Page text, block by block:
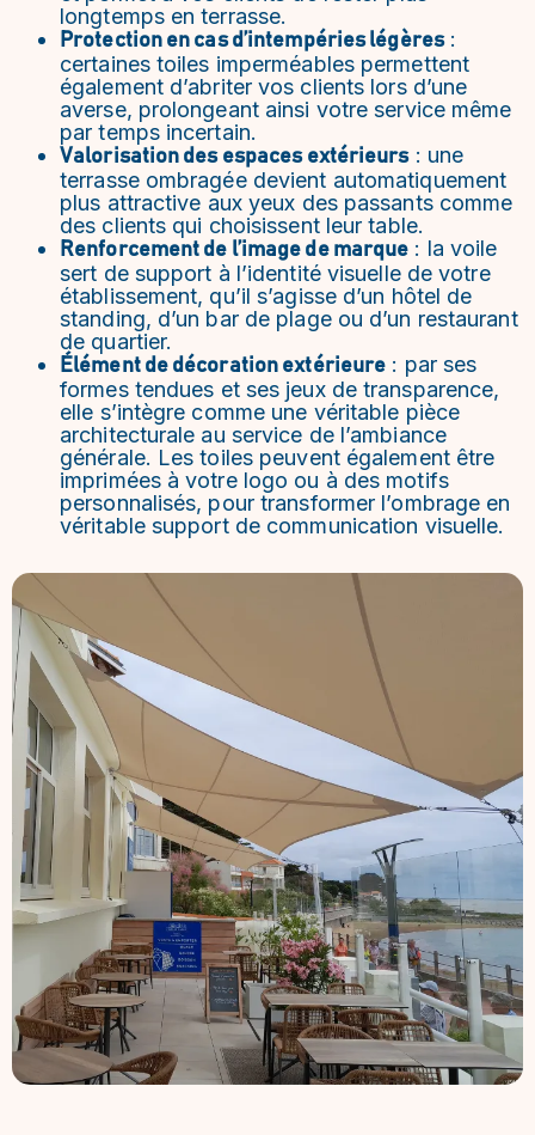
longtemps en terrasse.
Protection en cas d’intempéries légères:
certaines toiles imperméables permettent
également d’abriter vos clients lors d’une
averse, prolongeant ainsi votre service même
par temps incertain.
Valorisation des espaces extérieurs: une
terrasse ombragée devient automatiquement
plus attractive aux yeux des passants comme
des clients qui choisissent leur table.
Renforcement de l’image de marque : la voile
sert de support à l’identité visuelle de votre
établissement, qu’il s’agisse d’un hôtel de
standing, d’un bar de plage ou d’un restaurant
de quartier.
Élément de décoration extérieure : par ses
formes tendues et ses jeux de transparence,
elle s’intègre comme une véritable pièce
architecturale au service de l’ambiance
générale. Les toiles peuvent également être
imprimées à votre logo ou à des motifs
personnalisés, pour transformer l’ombrage en
véritable support de communication visuelle.